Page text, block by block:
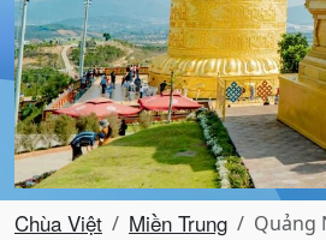
Chùa Việt Miền Trung Quảng